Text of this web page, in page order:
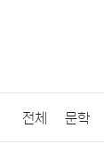
전체 문학